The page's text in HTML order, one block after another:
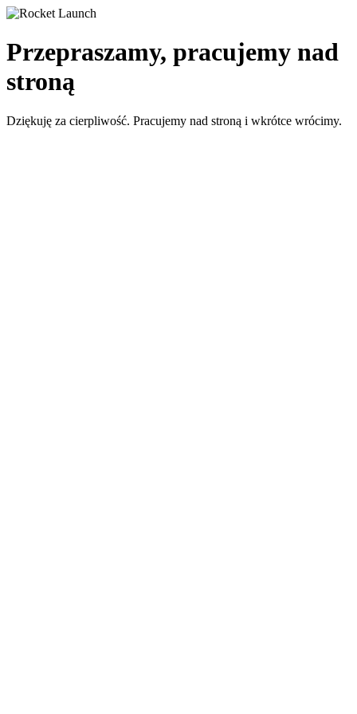
Przepraszamy, pracujemy nad
stroną
Dziękuję za cierpliwość. Pracujemy nad stroną i wkrótce wrócimy.